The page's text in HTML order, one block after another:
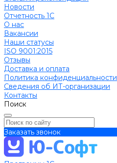
Новости
Отчетность 1С
О нас
Вакансии
Наши статусы
ISO 9001:2015
Отзывы
Доставка и оплата
Политика конфиденциальности
Сведения об ИТ-организации
Контакты
Поиск
Заказать звонок